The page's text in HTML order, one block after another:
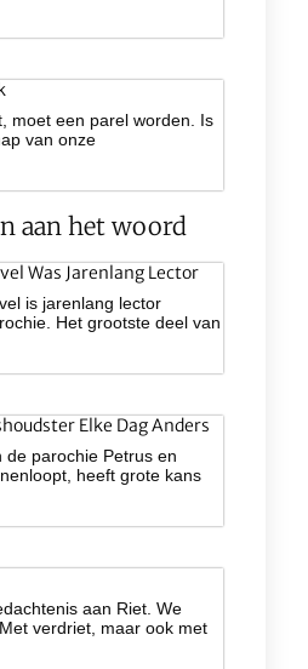
moet een parel worden. Is
van onze
aan het woord
Was Jarenlang Lector
is jarenlang lector
Het grootste deel van
Elke Dag Anders
de parochie Petrus en
heeft grote kans
aan Riet. We
verdriet, maar ook met